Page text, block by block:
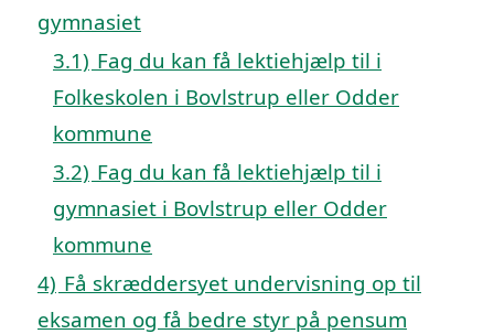
gymnasiet
3.1) Fag du kan få lektiehjælp til i
Folkeskolen i Bovlstrup eller Odder
kommune
3.2) Fag du kan få lektiehjælp til i
gymnasiet i Bovlstrup eller Odder
kommune
4) Få skræddersyet undervisning op til
eksamen og få bedre styr på pensum